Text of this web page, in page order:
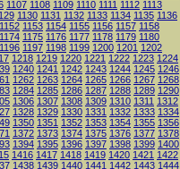
1107 1108 1109 1110 1111 1112 1113
1130 1131 1132 1133 1134 1135 1136
1152 1153 1154 1155 1156 1157 1158
1174 1175 1176 1177 1178 1179 1180
1196 1197 1198 1199 1200 1201 1202
1218 1219 1220 1221 1222 1223 1224
1240 1241 1242 1243 1244 1245 1246
1262 1263 1264 1265 1266 1267 1268
1284 1285 1286 1287 1288 1289 1290
1306 1307 1308 1309 1310 1311 1312
1328 1329 1330 1331 1332 1333 1334
1350 1351 1352 1353 1354 1355 1356
1372 1373 1374 1375 1376 1377 1378
1394 1395 1396 1397 1398 1399 1400
1416 1417 1418 1419 1420 1421 1422
1438 1439 1440 1441 1442 1443 1444